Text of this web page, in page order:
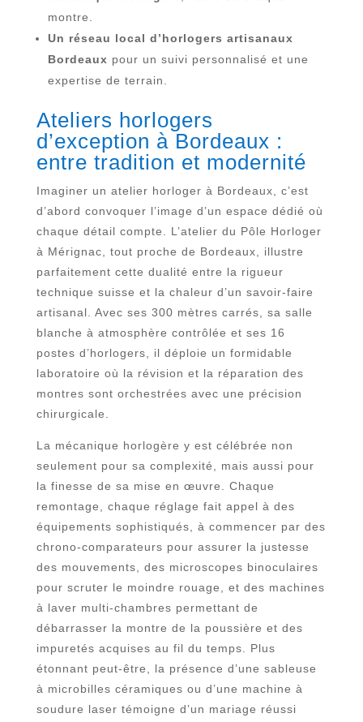
montre.
Un réseau local d’horlogers artisanaux
Bordeaux pour un suivi personnalisé et une
expertise de terrain.
Ateliers horlogers
d’exception à Bordeaux :
entre tradition et modernité
Imaginer un atelier horloger à Bordeaux, c’est
d’abord convoquer l’image d’un espace dédié où
chaque détail compte. L’atelier du Pôle Horloger
à Mérignac, tout proche de Bordeaux, illustre
parfaitement cette dualité entre la rigueur
technique suisse et la chaleur d’un savoir-faire
artisanal. Avec ses 300 mètres carrés, sa salle
blanche à atmosphère contrôlée et ses 16
postes d’horlogers, il déploie un formidable
laboratoire où la révision et la réparation des
montres sont orchestrées avec une précision
chirurgicale.
La mécanique horlogère y est célébrée non
seulement pour sa complexité, mais aussi pour
la finesse de sa mise en œuvre. Chaque
remontage, chaque réglage fait appel à des
équipements sophistiqués, à commencer par des
chrono-comparateurs pour assurer la justesse
des mouvements, des microscopes binoculaires
pour scruter le moindre rouage, et des machines
à laver multi-chambres permettant de
débarrasser la montre de la poussière et des
impuretés acquises au fil du temps. Plus
étonnant peut-être, la présence d’une sableuse
à microbilles céramiques ou d’une machine à
soudure laser témoigne d’un mariage réussi